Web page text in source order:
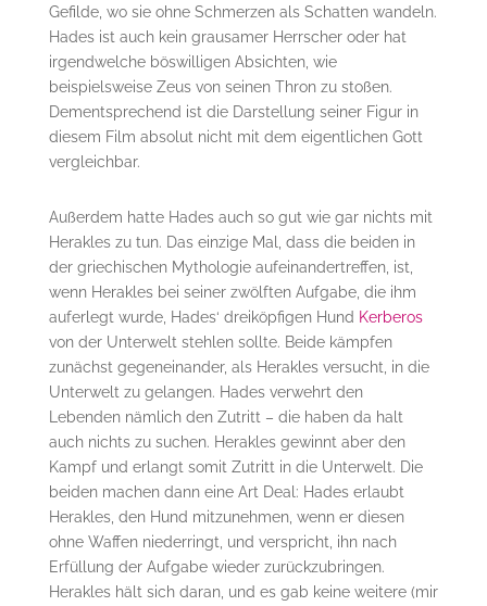
Gefilde, wo sie ohne Schmerzen als Schatten wandeln.
Hades ist auch kein grausamer Herrscher oder hat
irgendwelche böswilligen Absichten, wie
beispielsweise Zeus von seinen Thron zu stoßen.
Dementsprechend ist die Darstellung seiner Figur in
diesem Film absolut nicht mit dem eigentlichen Gott
vergleichbar.
Außerdem hatte Hades auch so gut wie gar nichts mit
Herakles zu tun. Das einzige Mal, dass die beiden in
der griechischen Mythologie aufeinandertreffen, ist,
wenn Herakles bei seiner zwölften Aufgabe, die ihm
auferlegt wurde, Hades‘ dreiköpfigen Hund Kerberos
von der Unterwelt stehlen sollte. Beide kämpfen
zunächst gegeneinander, als Herakles versucht, in die
Unterwelt zu gelangen. Hades verwehrt den
Lebenden nämlich den Zutritt – die haben da halt
auch nichts zu suchen. Herakles gewinnt aber den
Kampf und erlangt somit Zutritt in die Unterwelt. Die
beiden machen dann eine Art Deal: Hades erlaubt
Herakles, den Hund mitzunehmen, wenn er diesen
ohne Waffen niederringt, und verspricht, ihn nach
Erfüllung der Aufgabe wieder zurückzubringen.
Herakles hält sich daran, und es gab keine weitere (mir